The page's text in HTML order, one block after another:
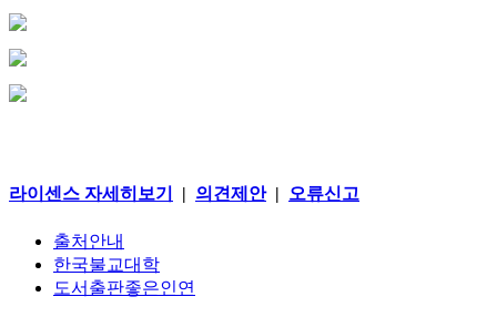
라이센스 자세히보기 | 의견제안| 오류신고
출처안내
한국불교대학
도서출판좋은인연